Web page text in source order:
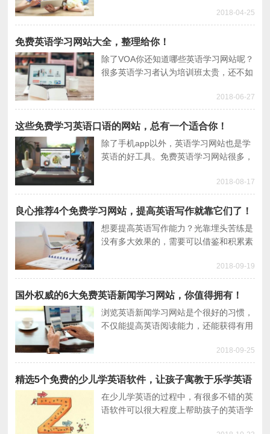
好？所以就个人经验与大家分享下英语学
习网站哪个好？
2018-04-25
免费英语学习网站大全，整理给你！
除了VOA你还知道哪些英语学习网站呢？
很多英语学习者认为培训班太贵，还不如
资源。所以小编就给大家整理了英语学习
网站大全。
2018-06-27
这些免费学习英语口语的网站，总有一个适合你！
除了手机app以外，英语学习网站也是学
英语的好工具。免费英语学习网站很多，
几个适合学习英语口语的网站，各位不妨
试试。
2018-08-17
良心推荐4个免费学习网站，提高英语写作就靠它们了！
想要提高英语写作能力？光靠埋头苦练是
没有多大效果的，需要可以借鉴和积累素
家推荐4个免费的英语写作学习网站。
2018-09-19
国外权威的6大免费英语新闻学习网站，你值得拥有！
浏览英语新闻学习网站是个很好的习惯，
不仅能提高英语阅读能力，还能获得有用
英语新闻学习网站，保证让你爱不释手。
2018-09-25
精选5个免费的少儿学英语软件，让孩子寓教于乐学英语
在少儿学英语的过程中，有很多不错的英
语软件可以很大程度上帮助孩子的英语学